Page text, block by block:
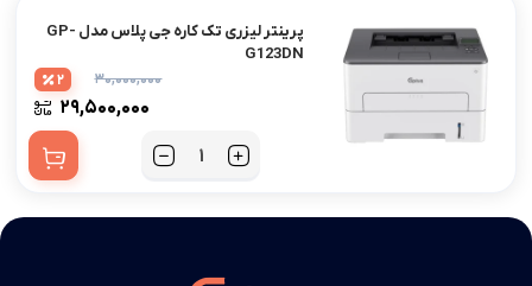
پرینتر لیزری تک کاره جی پلاس مدل GP-
G123DN
۳۰,۰۰۰,۰۰۰
۲۹,۵۰۰,۰۰۰
2